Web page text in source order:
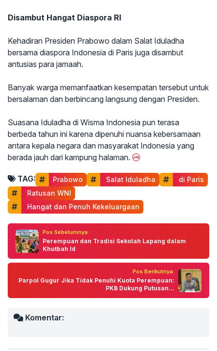
Disambut Hangat Diaspora RI
Kehadiran Presiden Prabowo dalam Salat Iduladha
bersama diaspora Indonesia di Paris juga disambut
antusias para jamaah.
Banyak warga memanfaatkan kesempatan tersebut untuk
bersalaman dan berbincang langsung dengan Presiden.
Suasana Iduladha di Wisma Indonesia pun terasa
berbeda tahun ini karena dipenuhi nuansa kebersamaan
antara kepala negara dan masyarakat Indonesia yang
berada jauh dari kampung halaman.
TAG: Prabowo Salat Iduladha
di Paris
Ratusan WNI
Hangat dan Penuh Kekeluargaan
Pos Sebelumnya:
Perempuan dan Tradisi Sekolah Lapang dalam
Khutbah Id
Pos Berikutnya:
Parpol Gugur Jika Tidak Penuhi Kuota Perempuan:
PKB Dukung Putusan...
Komentar: